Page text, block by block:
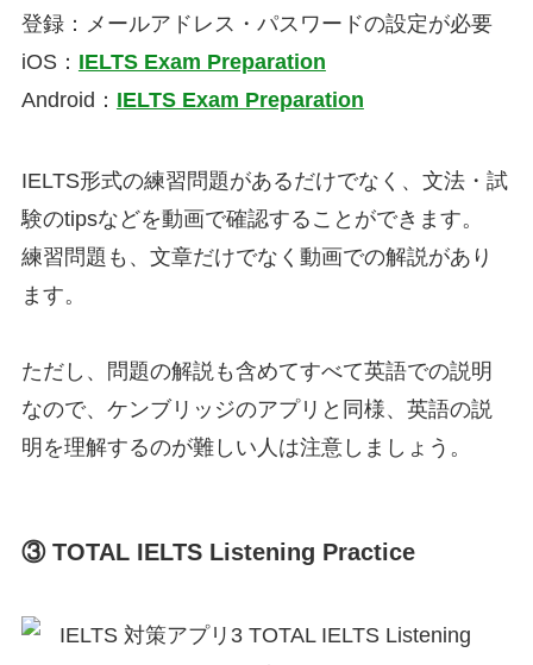
登録：メールアドレス・パスワードの設定が必要
iOS： IELTS Exam Preparation
Android： IELTS Exam Preparation
IELTS形式の練習問題があるだけでなく、文法・試
験のtipsなどを動画で確認することができます。
練習問題も、文章だけでなく動画での解説があり
ます。
ただし、問題の解説も含めてすべて英語での説明
なので、ケンブリッジのアプリと同様、英語の説
明を理解するのが難しい人は注意しましょう。
③ TOTAL IELTS Listening Practice